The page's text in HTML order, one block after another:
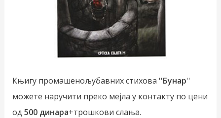
Књигу промашенољубавних стихова ''Бунар''
можете наручити преко мејла у контакту по цени
од 500 динара+трошкови слања.